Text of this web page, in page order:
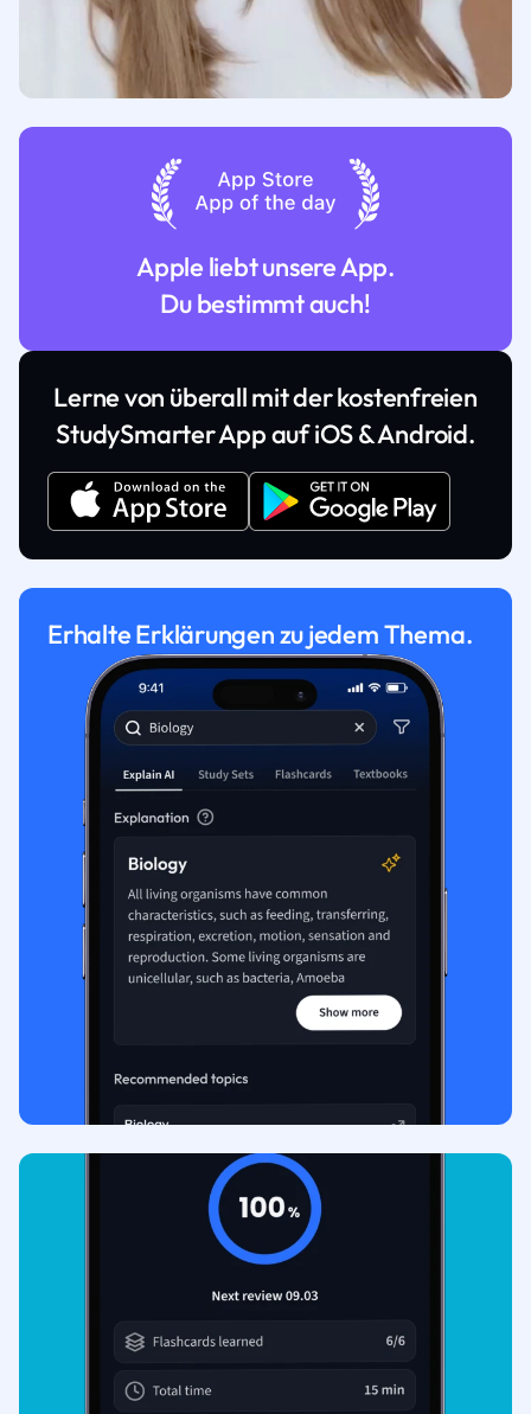
Apple liebt unsere App.
Du bestimmt auch!
Lerne von überall mit der kostenfreien
StudySmarter App auf iOS & Android.
Erhalte Erklärungen zu jedem Thema.